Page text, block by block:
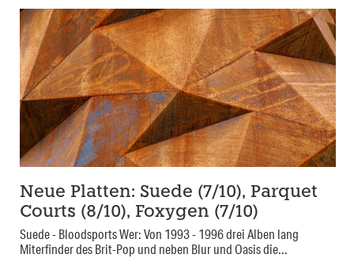
Neue Platten: Suede (7/10), Parquet
Courts (8/10), Foxygen (7/10)
Suede - Bloodsports Wer: Von 1993 - 1996 drei Alben lang
Miterfinder des Brit-Pop und neben Blur und Oasis die...